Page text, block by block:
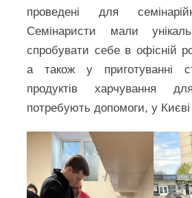
проведені для
Семінаристи мали
спробувати себе в офісній
а також у приготуванні
продуктів харчування
потребують допомоги, у